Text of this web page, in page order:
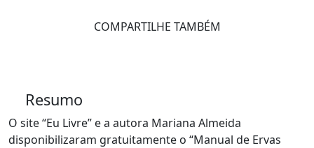
COMPARTILHE TAMBÉM
Resumo
O site “Eu Livre” e a autora Mariana Almeida
disponibilizaram gratuitamente o “Manual de Ervas